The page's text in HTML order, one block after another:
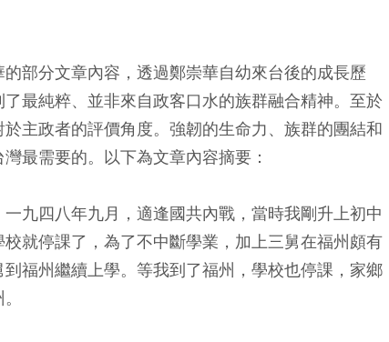
部分文章內容，透過鄭崇華自幼來台後的成長歷
最純粹、並非來自政客口水的族群融合精神。至於
主政者的評價角度。強韌的生命力、族群的團結和
最需要的。以下為文章內容摘要：
九四八年九月，適逢國共內戰，當時我剛升上初中
就停課了，為了不中斷學業，加上三舅在福州頗有
福州繼續上學。等我到了福州，學校也停課，家鄉